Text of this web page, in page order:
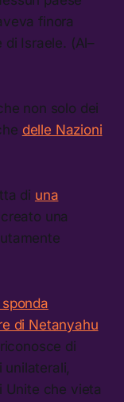
finora
di Israele. (Al–
non solo dei
delle Nazioni
di una
una
di Netanyahu
di
Unite che vieta